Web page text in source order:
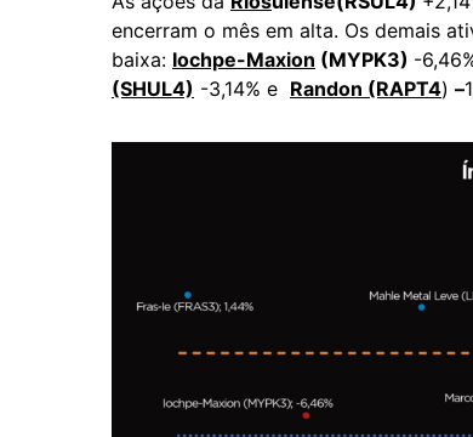
encerram o mês em alta. Os demais
baixa: Iochpe-Maxion (MYPK3) -
(SHUL4) -3,14% e Randon (RAPT4) –